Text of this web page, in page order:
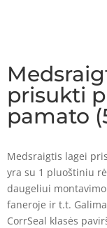
prisukti
pamato
Medsraigtis lagei
yra su 1 pluoštiniu
daugeliui
faneroje ir t.t.
CorrSeal klasės